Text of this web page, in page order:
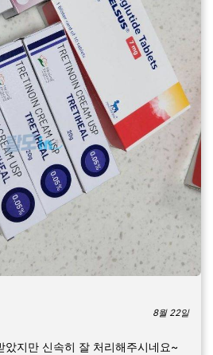
8월 22일
았지만 신속히 잘 처리해주시네요~